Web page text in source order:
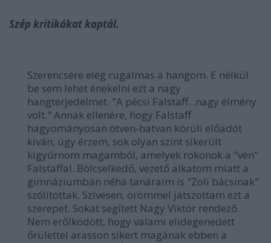
Szép kritikákat kaptál.
Szerencsére elég rugalmas a hangom. E nélkül
be sem lehet énekelni ezt a nagy
hangterjedelmet. "A pécsi Falstaff...nagy élmény
volt." Annak ellenére, hogy Falstaff
hagyományosan ötven-hatvan körüli előadót
kíván, úgy érzem, sok olyan színt sikerült
kigyúrnom magamból, amelyek rokonok a "vén"
Falstaffal. Bölcselkedő, vezető alkatom miatt a
gimnáziumban néha tanáraim is "Zoli bácsinak"
szólítottak. Szívesen, örömmel játszottam ezt a
szerepet. Sokat segített Nagy Viktor rendező.
Nem erőlködött, hogy valami elidegenedett
őrülettel arasson sikert magának ebben a